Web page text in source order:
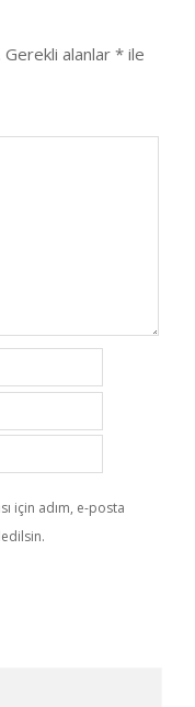
Gerekli alanlar * ile
için adım, e-posta